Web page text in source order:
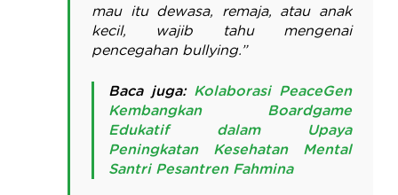
mau itu dewasa, remaja, atau anak
kecil, wajib tahu mengenai
pencegahan bullying.”
Baca juga: Kolaborasi PeaceGen
Kembangkan Boardgame
Edukatif dalam Upaya
Peningkatan Kesehatan Mental
Santri Pesantren Fahmina